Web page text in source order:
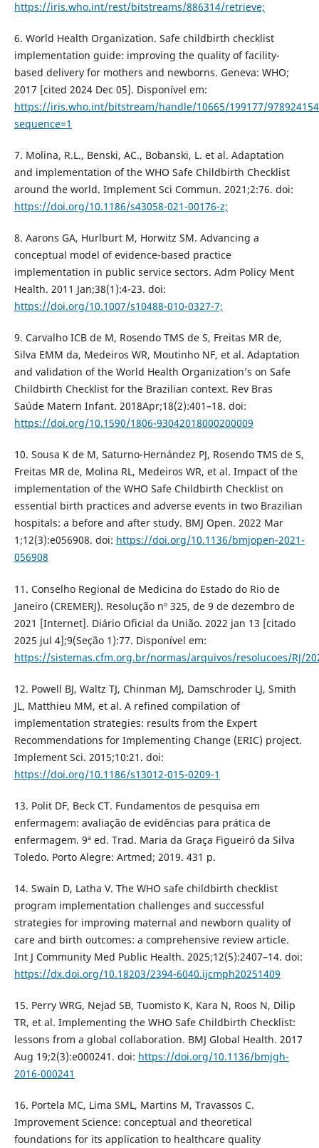
https://iris.who.int/rest/bitstreams/886314/retrieve;
6. World Health Organization. Safe childbirth checklist
implementation guide: improving the quality of facility-
based delivery for mothers and newborns. Geneva: WHO;
2017 [cited 2024 Dec 05]. Disponível em:
https://iris.who.int/bitstream/handle/10665/199177/
sequence=1
7. Molina, R.L., Benski, AC., Bobanski, L. et al. Adaptation
and implementation of the WHO Safe Childbirth Checklist
around the world. Implement Sci Commun. 2021;2:76. doi:
https://doi.org/10.1186/s43058-021-00176-z;
8. Aarons GA, Hurlburt M, Horwitz SM. Advancing a
conceptual model of evidence-based practice
implementation in public service sectors. Adm Policy Ment
Health. 2011 Jan;38(1):4-23. doi:
https://doi.org/10.1007/s10488-010-0327-7;
9. Carvalho ICB de M, Rosendo TMS de S, Freitas MR de,
Silva EMM da, Medeiros WR, Moutinho NF, et al. Adaptation
and validation of the World Health Organization’s on Safe
Childbirth Checklist for the Brazilian context. Rev Bras
Saúde Matern Infant. 2018Apr;18(2):401–18. doi:
https://doi.org/10.1590/1806-93042018000200009
10. Sousa K de M, Saturno-Hernández PJ, Rosendo TMS de S,
Freitas MR de, Molina RL, Medeiros WR, et al. Impact of the
implementation of the WHO Safe Childbirth Checklist on
essential birth practices and adverse events in two Brazilian
hospitals: a before and after study. BMJ Open. 2022 Mar
1;12(3):e056908. doi: https://doi.org/10.1136/bmjopen-2021-
056908
11. Conselho Regional de Medicina do Estado do Rio de
Janeiro (CREMERJ). Resolução nº 325, de 9 de dezembro de
2021 [Internet]. Diário Oficial da União. 2022 jan 13 [citado
2025 jul 4];9(Seção 1):77. Disponível em:
https://sistemas.cfm.org.br/normas/arquivos/resolucoes/RJ/
12. Powell BJ, Waltz TJ, Chinman MJ, Damschroder LJ, Smith
JL, Matthieu MM, et al. A refined compilation of
implementation strategies: results from the Expert
Recommendations for Implementing Change (ERIC) project.
Implement Sci. 2015;10:21. doi:
https://doi.org/10.1186/s13012-015-0209-1
13. Polit DF, Beck CT. Fundamentos de pesquisa em
enfermagem: avaliação de evidências para prática de
enfermagem. 9ª ed. Trad. Maria da Graça Figueiró da Silva
Toledo. Porto Alegre: Artmed; 2019. 431 p.
14. Swain D, Latha V. The WHO safe childbirth checklist
program implementation challenges and successful
strategies for improving maternal and newborn quality of
care and birth outcomes: a comprehensive review article.
Int J Community Med Public Health. 2025;12(5):2407–14. doi:
https://dx.doi.org/10.18203/2394-6040.ijcmph20251409
15. Perry WRG, Nejad SB, Tuomisto K, Kara N, Roos N, Dilip
TR, et al. Implementing the WHO Safe Childbirth Checklist:
lessons from a global collaboration. BMJ Global Health. 2017
Aug 19;2(3):e000241. doi: https://doi.org/10.1136/bmjgh-
2016-000241
16. Portela MC, Lima SML, Martins M, Travassos C.
Improvement Science: conceptual and theoretical
foundations for its application to healthcare quality